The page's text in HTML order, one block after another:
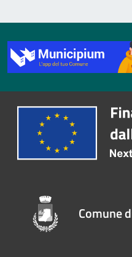
Comune